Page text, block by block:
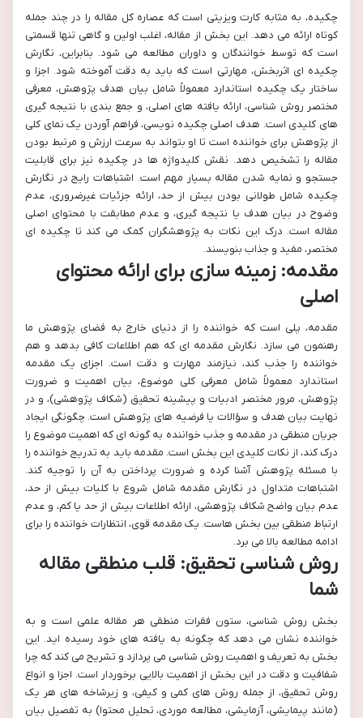
چکیده، به مثابه کارت ویزیتی است که عصاره کل مقاله را در چند جمله
کوتاه ارائه می دهد. این بخش از مقاله، اغلب اولین و گاهی تنها قسمتی
است که توسط خوانندگان و داوران مطالعه می شود. بنابراین، نگارش
چکیده ای اثربخش، مهارتی است که باید به دقت آموخته شود. اجزا و
ساختار یک چکیده استاندارد معمولاً شامل بیان هدف پژوهش، معرفی
مختصر روش شناسی، ارائه یافته های اصلی، و جمع بندی با نتیجه گیری
های کلیدی است. هدف اصلی چکیده نویسی، فراهم آوردن یک نمای کلی
از پژوهش برای خواننده است تا او بتواند به سرعت ارزش و مرتبط بودن
مقاله را تشخیص دهد. نقش کلیدواژه ها در چکیده نیز برای قابلیت
جستجو و نمایه شدن مقاله بسیار مهم است. اشتباهات رایج در نگارش
چکیده شامل طولانی بودن بیش از حد، ارائه جزئیات غیرضروری، عدم
وضوح در بیان هدف یا نتیجه گیری، و عدم مطابقت با محتوای اصلی
مقاله است. درک این نکات به پژوهشگران کمک می کند تا چکیده ای
مختصر، مفید و جذاب بنویسند.
مقدمه: زمینه سازی برای ارائه محتوای
اصلی
مقدمه، پلی است که خواننده را از دنیای خارج به فضای پژوهش ما
رهنمون می سازد. نگارش مقدمه ای که هم اطلاعات کافی بدهد و هم
خواننده را جذب کند، نیازمند مهارت و دقت است. اجزای یک مقدمه
استاندارد معمولاً شامل معرفی کلی موضوع، بیان اهمیت و ضرورت
پژوهش، مرور مختصر ادبیات و پیشینه تحقیق (شکاف پژوهشی)، و در
نهایت بیان هدف و سؤالات یا فرضیه های پژوهش است. چگونگی ایجاد
جریان منطقی در مقدمه و جذب خواننده به گونه ای که اهمیت موضوع را
درک کند، از نکات کلیدی این بخش است. مقدمه باید به تدریج خواننده را
با مسئله پژوهش آشنا کرده و ضرورت پرداختن به آن را توجیه کند.
اشتباهات متداول در نگارش مقدمه شامل شروع با کلیات بیش از حد،
عدم بیان واضح شکاف پژوهشی، ارائه اطلاعات بیش از حد یا کم، و عدم
ارتباط منطقی بین بخش هاست. یک مقدمه قوی، انتظارات خواننده را برای
ادامه مطالعه بالا می برد.
روش شناسی تحقیق: قلب منطقی مقاله
شما
بخش روش شناسی، ستون فقرات منطقی هر مقاله علمی است و به
خواننده نشان می دهد که چگونه به یافته های خود رسیده اید. این
بخش به تعریف و اهمیت روش شناسی می پردازد و تشریح می کند که چرا
شفافیت و دقت در این بخش از اهمیت بالایی برخوردار است. اجزا و انواع
روش تحقیق، از جمله روش های کمی و کیفی، و زیرشاخه های هر یک
(مانند پیمایشی، آزمایشی، مطالعه موردی، تحلیل محتوا) به تفصیل بیان